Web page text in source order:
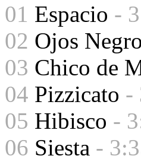
01 Espacio -
02 Ojos
03 Chico de
04 Pizzicato -
05 Hibisco -
06 Siesta -